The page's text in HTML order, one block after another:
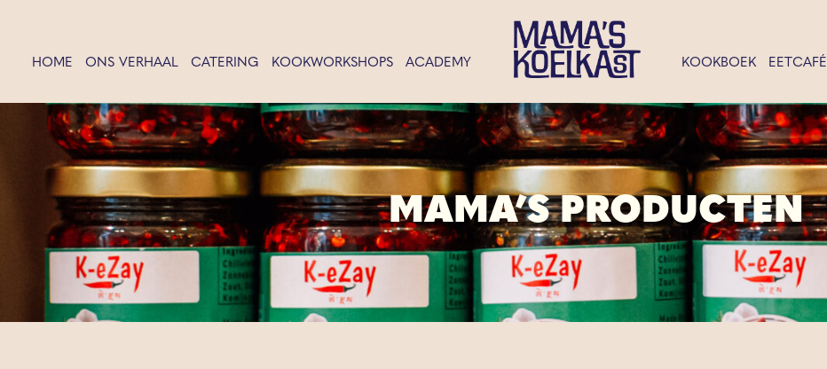
HOME ONS VERHAAL CATERING KOOKWORKSHOPS ACADEMY KOOKBOEK EETCAFÉ
MAMA’S PRODUCTEN